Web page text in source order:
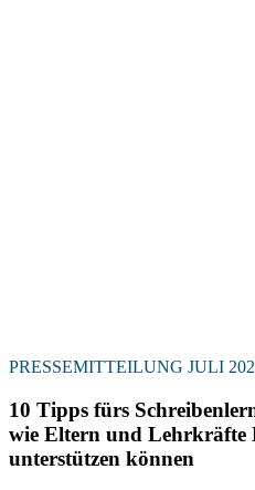
PRESSEMITTEILUNG JULI
10 Tipps fürs
wie Eltern und Lehrkräfte
unterstützen können